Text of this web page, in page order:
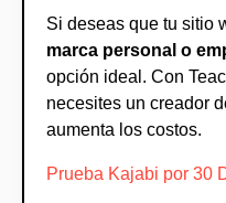
Si deseas que tu sitio
marca personal o
opción ideal. Con
necesites un creador
aumenta los costos.
Prueba Kajabi por 30